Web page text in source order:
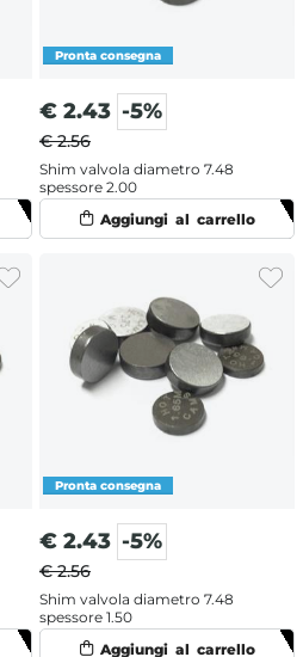
€ 2.43 -5%
€ 2.56
Shim valvola diametro 7.48
spessore 2.00
€ 2.43 -5%
€ 2.56
Shim valvola diametro 7.48
spessore 1.50